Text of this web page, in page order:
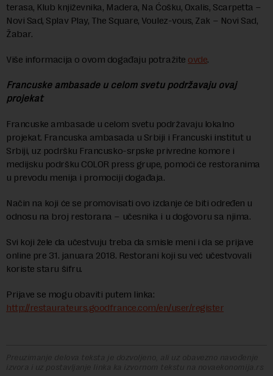
terasa, Klub književnika, Madera, Na Ćošku, Oxalis, Scarpetta –
Novi Sad, Splav Play, The Square, Voulez-vous, Zak – Novi Sad,
Žabar.
Više informacija o ovom događaju potražite ovde.
Francuske ambasade u celom svetu podržavaju ovaj
projekat
Francuske ambasade u celom svetu podržavaju lokalno
projekat. Francuska ambasada u Srbiji i Francuski institut u
Srbiji, uz podršku Francusko-srpske privredne komore i
medijsku podršku COLOR press grupe, pomoći će restoranima
u prevodu menija i promociji događaja.
Način na koji će se promovisati ovo izdanje će biti određen u
odnosu na broj restorana – učesnika i u dogovoru sa njima.
Svi koji žele da učestvuju treba da smisle meni i da se prijave
online pre 31. januara 2018. Restorani koji su već učestvovali
koriste staru šifru.
Prijave se mogu obaviti putem linka:
http://restaurateurs.goodfrance.com/en/user/register
Preuzimanje delova teksta je dozvoljeno, ali uz obavezno navođenje
izvora i uz postavljanje linka ka izvornom tekstu na novaekonomija.rs